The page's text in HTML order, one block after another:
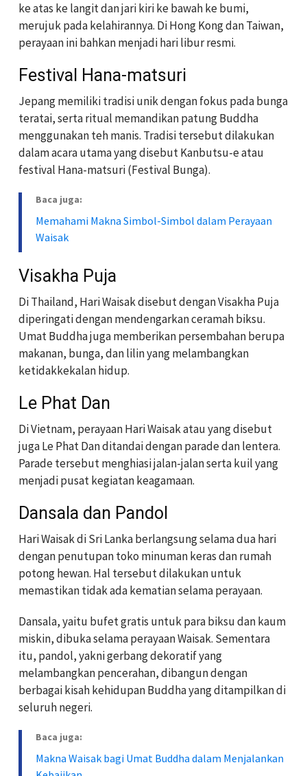
ke atas ke langit dan jari kiri ke bawah ke bumi,
merujuk pada kelahirannya. Di Hong Kong dan Taiwan,
perayaan ini bahkan menjadi hari libur resmi.
Festival Hana-matsuri
Jepang memiliki tradisi unik dengan fokus pada bunga
teratai, serta ritual memandikan patung Buddha
menggunakan teh manis. Tradisi tersebut dilakukan
dalam acara utama yang disebut Kanbutsu-e atau
festival Hana-matsuri (Festival Bunga).
Baca juga:
Memahami Makna Simbol-Simbol dalam Perayaan
Waisak
Visakha Puja
Di Thailand, Hari Waisak disebut dengan Visakha Puja
diperingati dengan mendengarkan ceramah biksu.
Umat Buddha juga memberikan persembahan berupa
makanan, bunga, dan lilin yang melambangkan
ketidakkekalan hidup.
Le Phat Dan
Di Vietnam, perayaan Hari Waisak atau yang disebut
juga Le Phat Dan ditandai dengan parade dan lentera.
Parade tersebut menghiasi jalan-jalan serta kuil yang
menjadi pusat kegiatan keagamaan.
Dansala dan Pandol
Hari Waisak di Sri Lanka berlangsung selama dua hari
dengan penutupan toko minuman keras dan rumah
potong hewan. Hal tersebut dilakukan untuk
memastikan tidak ada kematian selama perayaan.
Dansala, yaitu bufet gratis untuk para biksu dan kaum
miskin, dibuka selama perayaan Waisak. Sementara
itu, pandol, yakni gerbang dekoratif yang
melambangkan pencerahan, dibangun dengan
berbagai kisah kehidupan Buddha yang ditampilkan di
seluruh negeri.
Baca juga:
Makna Waisak bagi Umat Buddha dalam Menjalankan